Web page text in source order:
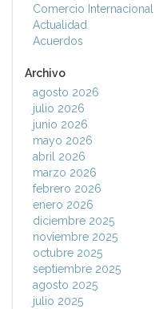
Comercio Internacional
Actualidad
Acuerdos
Archivo
agosto 2026
julio 2026
junio 2026
mayo 2026
abril 2026
marzo 2026
febrero 2026
enero 2026
diciembre 2025
noviembre 2025
octubre 2025
septiembre 2025
agosto 2025
julio 2025